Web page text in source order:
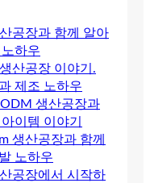
공장과 함께 알아
하우
산공장 이야기.
제조 노하우
생산공장과
이템 이야기
생산공장과 함께
노하우
공장에서 시작하